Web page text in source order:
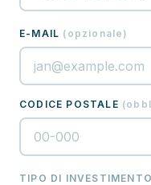
E-MAIL ( opzionale )
CODICE POSTALE (
TIPO DI INVESTIMENTO